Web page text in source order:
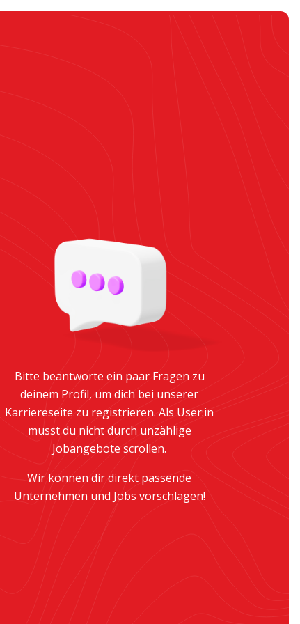
Bitte beantworte ein paar Fragen zu
deinem Profil, um dich bei unserer
Karriereseite zu registrieren. Als User:in
musst du nicht durch unzählige
Jobangebote scrollen.
Wir können dir direkt passende
Unternehmen und Jobs vorschlagen!